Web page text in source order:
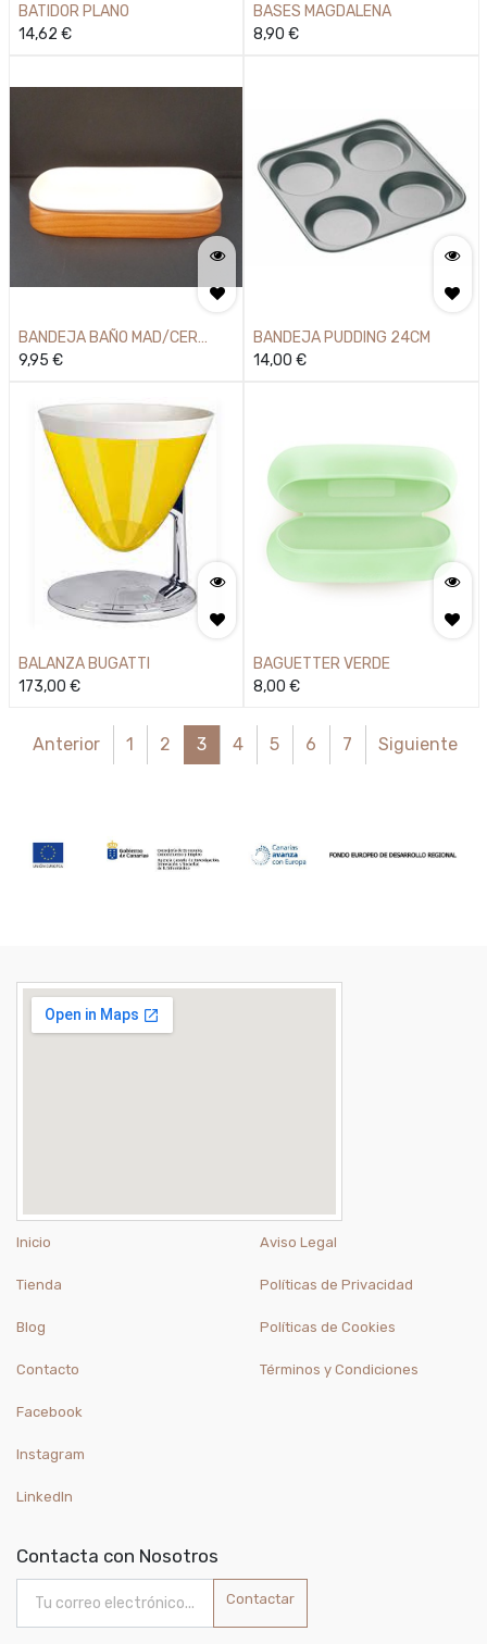
BATIDOR PLANO
14,62 €
BASES MAGDALENA
8,90 €
BANDEJA BAÑO MAD/CER
18CM
9,95 €
BANDEJA PUDDING 24CM
14,00 €
BALANZA BUGATTI
173,00 €
BAGUETTER VERDE
8,00 €
Anterior 1 2 3 4 5 6 7 Siguiente
Inicio
Tienda
Blog
Contacto
Aviso Legal
Políticas de Privacidad
Políticas de Cookies
Términos y Condiciones
Facebook
Instagram
LinkedIn
Contacta con Nosotros
Contactar